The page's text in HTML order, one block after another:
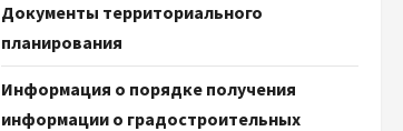
Документы территориального
планирования
Информация о порядке получения
информации о градостроительных